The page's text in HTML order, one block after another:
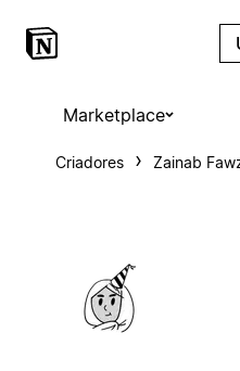
Marketplace
Criadores Zainab